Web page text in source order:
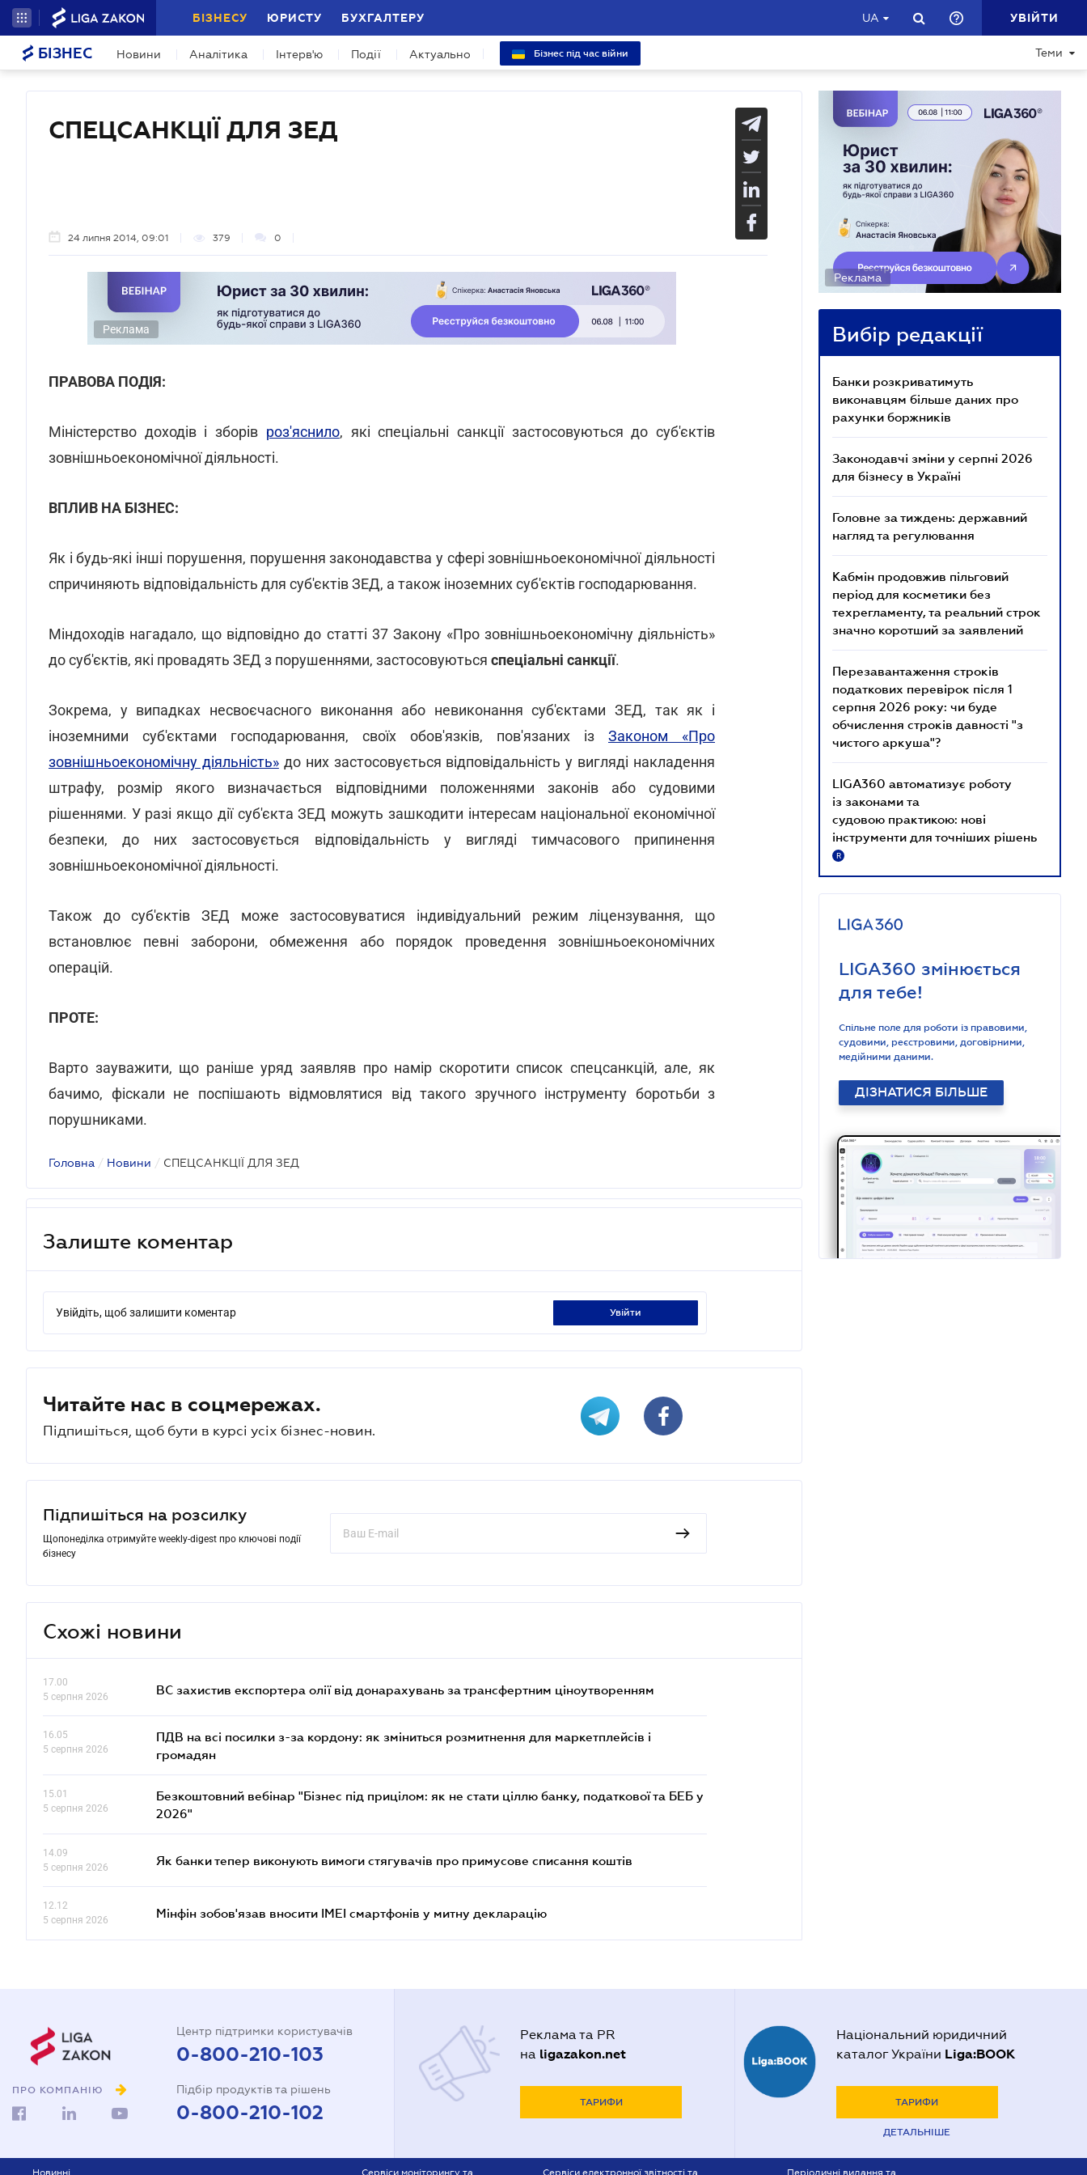
БІЗНЕСУ ЮРИСТУ БУХГАЛТЕРУ UA УВІЙТИ
БІЗНЕС Новини Аналітика Інтерв'ю Події Актуально Бізнес під час війни Теми
СПЕЦСАНКЦІЇ ДЛЯ ЗЕД
24 липня 2014, 09:01 379 0
Реклама
ПРАВОВА ПОДІЯ:
Міністерство доходів і зборів роз'яснило, які спеціальні санкції застосовуються до суб'єктів
зовнішньоекономічної діяльності.
ВПЛИВ НА БІЗНЕС:
Як і будь-які інші порушення, порушення законодавства у сфері зовнішньоекономічної діяльності
спричиняють відповідальність для суб'єктів ЗЕД, а також іноземних суб'єктів господарювання.
Міндоходів нагадало, що відповідно до статті 37 Закону «Про зовнішньоекономічну діяльність»
до суб'єктів, які провадять ЗЕД з порушеннями, застосовуються спеціальні санкції.
Зокрема, у випадках несвоєчасного виконання або невиконання суб'єктами ЗЕД, так як і
іноземними суб'єктами господарювання, своїх обов'язків, пов'язаних із Законом «Про
зовнішньоекономічну діяльність»до них застосовується відповідальність у вигляді накладення
штрафу, розмір якого визначається відповідними положеннями законів або судовими
рішеннями. У разі якщо дії суб'єкта ЗЕД можуть зашкодити інтересам національної економічної
безпеки, до них застосовується відповідальність у вигляді тимчасового припинення
зовнішньоекономічної діяльності.
Також до суб'єктів ЗЕД може застосовуватися індивідуальний режим ліцензування, що
встановлює певні заборони, обмеження або порядок проведення зовнішньоекономічних
операцій.
ПРОТЕ:
Варто зауважити, що раніше уряд заявляв про намір скоротити список спецсанкцій, але, як
бачимо, фіскали не поспішають відмовлятися від такого зручного інструменту боротьби з
порушниками.
Головна / Новини / СПЕЦСАНКЦІЇ ДЛЯ ЗЕД
Залиште коментар
Увійдіть, щоб залишити коментар увійти
Читайте нас в соцмережах.
Підпишіться, щоб бути в курсі усіх бізнес-новин.
Підпишіться на розсилку
Щопонеділка отримуйте weekly-digest про ключові події
бізнесу
Схожі новини
17.00
5 серпня 2026
ВС захистив експортера олії від донарахувань за трансфертним ціноутворенням
16.05
5 серпня 2026
ПДВ на всі посилки з-за кордону: як зміниться розмитнення для маркетплейсів і
громадян
15.01
5 серпня 2026
Безкоштовний вебінар "Бізнес під прицілом: як не стати ціллю банку, податкової та БЕБ у
2026"
14.09
5 серпня 2026
Як банки тепер виконують вимоги стягувачів про примусове списання коштів
12.12
5 серпня 2026
Мінфін зобов'язав вносити IMEI смартфонів у митну декларацію
Реклама
Вибір редакції
Банки розкриватимуть
виконавцям більше даних про
рахунки боржників
Законодавчі зміни у серпні 2026
для бізнесу в Україні
Головне за тиждень: державний
нагляд та регулювання
Кабмін продовжив пільговий
період для косметики без
техрегламенту, та реальний строк
значно коротший за заявлений
Перезавантаження строків
податкових перевірок після 1
серпня 2026 року: чи буде
обчислення строків давності "з
чистого аркуша"?
LIGA360 автоматизує роботу
із законами та
судовою практикою: нові
інструменти для точніших рішень
R
LIGA360 змінюється
для тебе!
Спільне поле для роботи із правовими,
судовими, реєстровими, договірними,
медійними даними.
ДІЗНАТИСЯ БІЛЬШЕ
ПРО КОМПАНІЮ
Центр підтримки користувачів
0-800-210-103
Підбір продуктів та рішень
0-800-210-102
Реклама та PR
на ligazakon.net
ТАРИФИ
Національний юридичний
каталог України Liga:BOOK
ТАРИФИ
ДЕТАЛЬНІШЕ
Новинні Сервіси моніторингу та Сервіси електронної звітності та Періодичні видання та